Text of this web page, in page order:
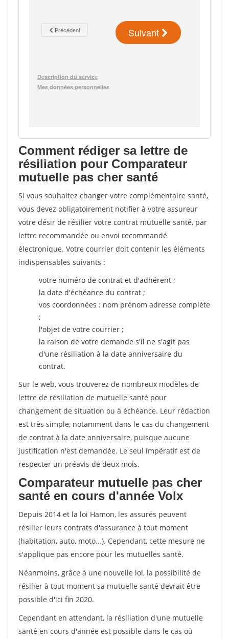
Comment rédiger sa lettre de
résiliation pour Comparateur
mutuelle pas cher santé
Si vous souhaitez changer votre complémentaire santé,
vous devez obligatoirement notifier à votre assureur
votre désir de résilier votre contrat mutuelle santé, par
lettre recommandée ou envoi recommandé
électronique. Votre courrier doit contenir les éléments
indispensables suivants :
votre numéro de contrat et d'adhérent ;
la date d'échéance du contrat ;
vos coordonnées : nom prénom adresse complète
;
l'objet de votre courrier ;
la raison de votre demande s'il ne s'agit pas
d'une résiliation à la date anniversaire du
contrat.
Sur le web, vous trouverez de nombreux modèles de
lettre de résiliation de mutuelle santé pour
changement de situation ou à échéance. Leur rédaction
est très simple, notamment dans le cas du changement
de contrat à la date anniversaire, puisque aucune
justification n'est demandée. Le seul impératif est de
respecter un préavis de deux mois.
Comparateur mutuelle pas cher
santé en cours d'année Volx
Depuis 2014 et la loi Hamon, les assurés peuvent
résilier leurs contrats d'assurance à tout moment
(habitation, auto, moto...). Cependant, cette mesure ne
s'applique pas encore pour les mutuelles santé.
Néanmoins, grâce à une nouvelle loi, la possibilité de
résilier à tout moment sa mutuelle santé devrait être
possible d'ici fin 2020.
Cependant en attendant, la résiliation d'une mutuelle
santé en cours d'année est possible dans le cas où